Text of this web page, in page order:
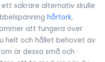
säkrare alternativ skulle
hårtork,
att fungera över
helt och hållet behovet av
är dessa små och